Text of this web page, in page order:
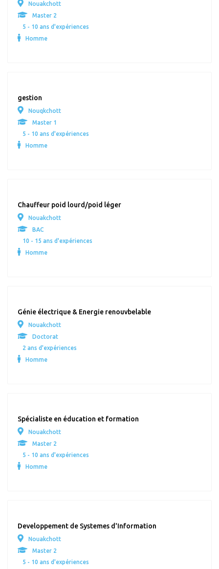
Nouakchott
Master 2
5 - 10 ans d'expériences
Homme
gestion
Nouqkchott
Master 1
5 - 10 ans d'expériences
Homme
Chauffeur poid lourd/poid léger
Nouakchott
BAC
10 - 15 ans d'expériences
Homme
Génie électrique & Energie renouvbelable
Nouakchott
Doctorat
2 ans d'expériences
Homme
Spécialiste en éducation et formation
Nouakchott
Master 2
5 - 10 ans d'expériences
Homme
Developpement de Systemes d'Information
Nouakchott
Master 2
5 - 10 ans d'expériences